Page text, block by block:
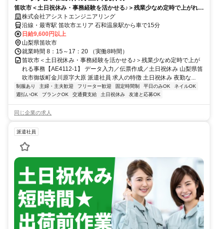
笛吹市＜土日祝休み・事務経験を活かせる♪＞残業少なめ定時で上がれる
事務【AE4112-1】
株式会社アシストエンジニアリング
沿線・最寄駅 笛吹市エリア 石和温泉駅から車で15分
日給9,600円以上
山梨県笛吹市
就業時間 8：15～17：20 （実働8時間）
笛吹市＜土日祝休み・事務経験を活かせる♪＞残業少なめ定時で上が
れる事務【AE4112-1】 データ入力／伝票作成／土日祝休み 山梨県笛
吹市御坂町金川原字大原 派遣社員 求人の特徴 土日祝休み 夜勤な...
制服あり 主婦・主夫歓迎 フリーター歓迎 固定時間制 平日のみOK
ネイルOK
週払いOK
ブランクOK 交通費支給 土日祝休み 友達と応募OK
同じ企業の求人
派遣社員